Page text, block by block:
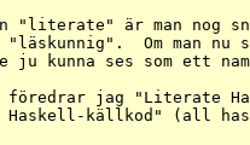
"literate" är man nog
Om man
kunna ses som ett
föredrar jag "Literate
Haskell-källkod" (all